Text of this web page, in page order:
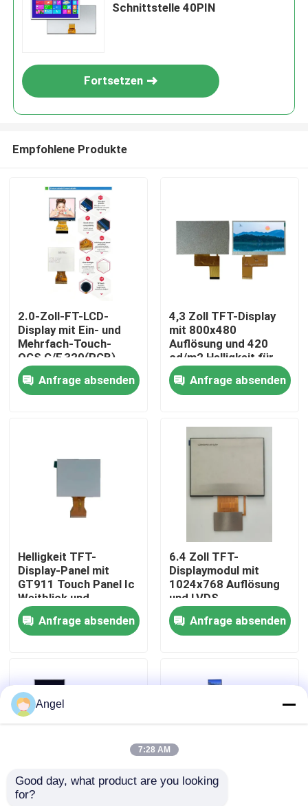
Videos
Über uns
Fabrik-Ausflug
Treten Sie mit uns in Verbindung
Fordern Sie ein Zitat
Anzeige LCD TFT
Schnittstelle 40PIN
Fortsetzen
Empfohlene Produkte
2.0-Zoll-FT-LCD-
Display mit Ein- und
Mehrfach-Touch-
OGS,G/F,320(RGB)
*240 Auflösung, RGB
6bit-Schnittstelle,
Fahr-IC ILI9342c
Anfrage absenden
4,3 Zoll TFT-Display
mit 800x480
Auflösung und 420
cd/m2 Helligkeit für
industrielle Steuerung
Anfrage absenden
Helligkeit TFT-
Display-Panel mit
GT911 Touch Panel Ic
Weitblick und
ILI9881C Treiber Ic
Anfrage absenden
6.4 Zoll TFT-
Displaymodul mit
1024x768 Auflösung
und LVDS-
Schnittstelle für
Fahrzeuganwendungen
Anfrage absenden
4,58 Zoll LCD TFT
Angel
7:28 AM
Good day, what product are you looking
for?